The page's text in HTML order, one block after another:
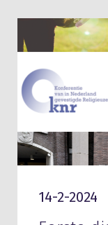
14-2-2024